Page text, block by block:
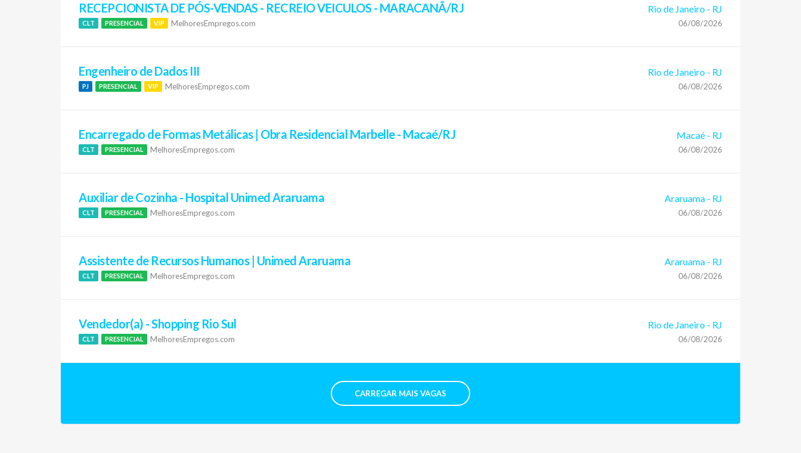
RECEPCIONISTA DE PÓS-VENDAS - RECREIO VEICULOS - MARACANÃ/RJ
CLT PRESENCIAL VIP MelhoresEmpregos.com
Rio de Janeiro - RJ
06/08/2026
Engenheiro de Dados III
PJ PRESENCIAL VIP MelhoresEmpregos.com
Rio de Janeiro - RJ
06/08/2026
Encarregado de Formas Metálicas | Obra Residencial Marbelle - Macaé/RJ
CLT PRESENCIAL MelhoresEmpregos.com
Macaé - RJ
06/08/2026
Auxiliar de Cozinha - Hospital Unimed Araruama
CLT PRESENCIAL MelhoresEmpregos.com
Araruama - RJ
06/08/2026
Assistente de Recursos Humanos | Unimed Araruama
CLT PRESENCIAL MelhoresEmpregos.com
Araruama - RJ
06/08/2026
Vendedor(a) - Shopping Rio Sul
CLT PRESENCIAL MelhoresEmpregos.com
Rio de Janeiro - RJ
06/08/2026
CARREGAR MAIS VAGAS